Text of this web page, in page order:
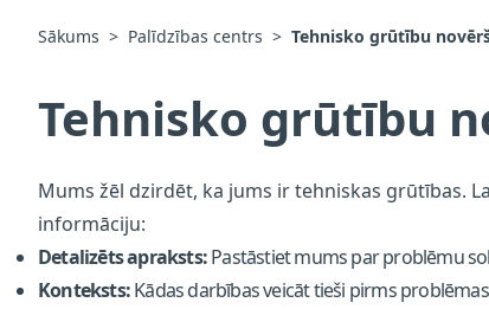
Sākums > Palīdzības centrs > Tehnisko grūtību
Tehnisko grūtību
Mums žēl dzirdēt, ka jums ir tehniskas grūtības.
informāciju:
Detalizēts apraksts:Pastāstiet mums par problēmu
Konteksts:Kādas darbības veicāt tieši pirms